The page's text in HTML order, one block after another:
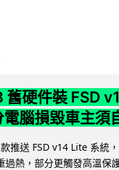
舊硬件裝 FSD
腦損毀車主須
推送 FSD v14 Lite 系統
過熱，部分更觸發高溫保